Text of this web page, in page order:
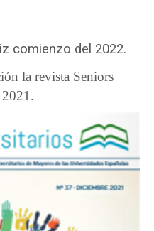
comienzo del 2022.
la revista Seniors